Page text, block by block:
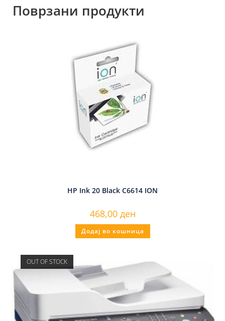
Поврзани продукти
HP Ink 20 Black C6614 ION
468,00 ден
Додај во кошница
OUT OF STOCK